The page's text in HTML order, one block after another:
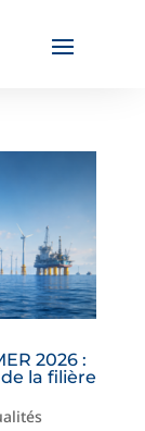
2026 :
la filière